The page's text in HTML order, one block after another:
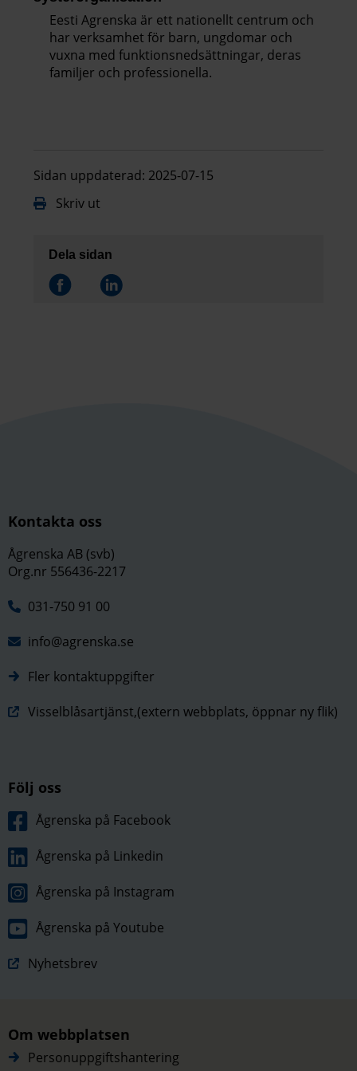
Eesti Agrenska är ett nationellt centrum och
har verksamhet för barn, ungdomar och
vuxna med funktionsnedsättningar, deras
familjer och professionella.
Sidan uppdaterad: 2025-07-15
Skriv ut
Dela sidan
Dela på
Kontakta oss
Ågrenska AB (svb)
Org.nr 556436-2217
031-750 91 00
info@agrenska.se
Fler kontaktuppgifter
Visselblåsartjänst,(extern webbplats, öppnar ny flik)
Följ oss
Ågrenska på Facebook
Ågrenska på Linkedin
Ågrenska på Instagram
Ågrenska på Youtube
Nyhetsbrev
Om webbplatsen
Personuppgiftshantering